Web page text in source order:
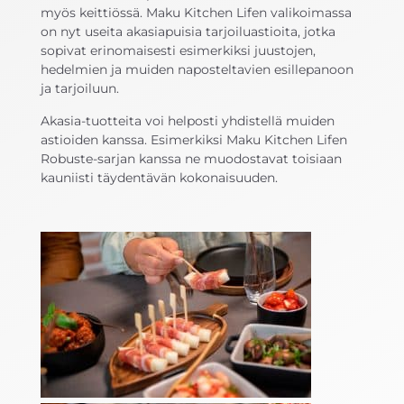
myös keittiössä. Maku Kitchen Lifen valikoimassa
on nyt useita akasiapuisia tarjoiluastioita, jotka
sopivat erinomaisesti esimerkiksi juustojen,
hedelmien ja muiden naposteltavien esillepanoon
ja tarjoiluun.
Akasia-tuotteita voi helposti yhdistellä muiden
astioiden kanssa. Esimerkiksi Maku Kitchen Lifen
Robuste-sarjan kanssa ne muodostavat toisiaan
kauniisti täydentävän kokonaisuuden.